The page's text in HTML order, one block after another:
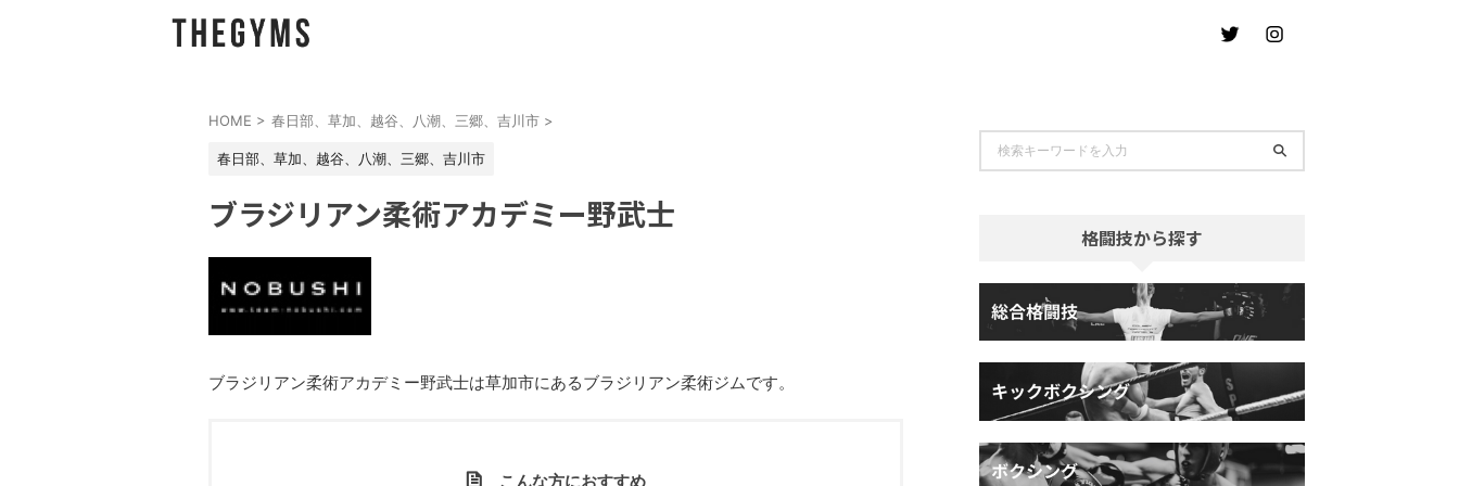
HOME > 春日部、草加、越谷、八潮、三郷、吉川市 >
春日部、草加、越谷、八潮、三郷、吉川市
ブラジリアン柔術アカデミー野武士
ブラジリアン柔術アカデミー野武士は草加市にあるブラジリアン柔術ジムです。
こんな方におすすめ
格闘技から探す